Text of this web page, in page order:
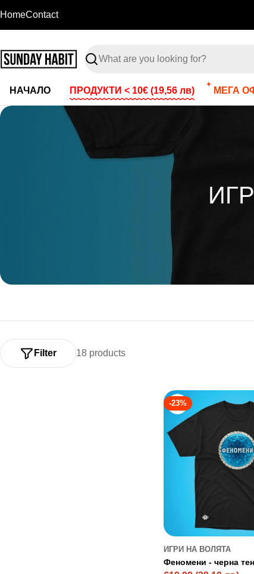
HomeContact
Search
НАЧАЛО ПРОДУКТИ < 10€ (19,56 лв) МЕГА
C
L
I
N
18 products
Filter
-23%
ИГРИ НА ВОЛЯТА
Феномени - черна